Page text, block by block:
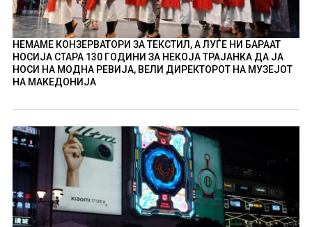
НЕМАМЕ КОНЗЕРВАТОРИ ЗА ТЕКСТИЛ, А ЛУЃЕ НИ БАРААТ
НОСИЈА СТАРА 130 ГОДИНИ ЗА НЕКОЈА ТРАЈАНКА ДА ЈА
НОСИ НА МОДНА РЕВИЈА, ВЕЛИ ДИРЕКТОРОТ НА МУЗЕЈОТ
НА МАКЕДОНИЈА